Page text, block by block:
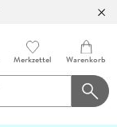
Merkzettel Warenkorb